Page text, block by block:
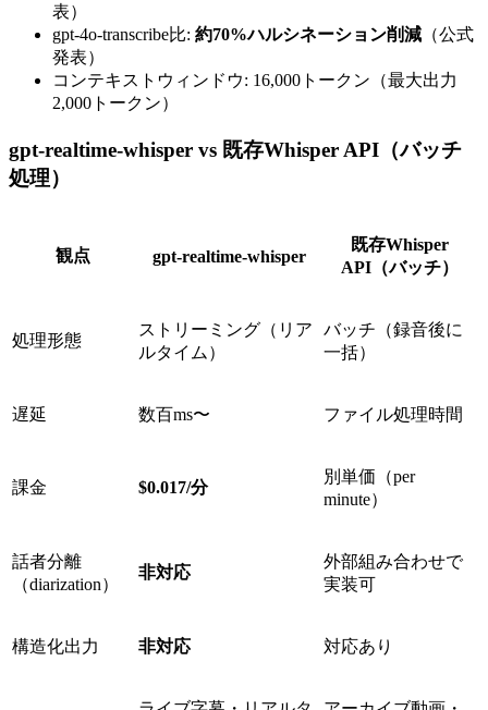
表）
gpt-4o-transcribe比: 約70%ハルシネーション削減 （公式
発表）
コンテキストウィンドウ: 16,000トークン（最大出力
2,000トークン）
gpt-realtime-whisper vs 既存Whisper API（バッチ
処理）
観点 gpt-realtime-whisper
既存Whisper
API（バッチ）
処理形態
ストリーミング（リア
ルタイム）
バッチ（録音後に
一括）
遅延 数百ms〜 ファイル処理時間
課金 $0.017/分
別単価（per
minute）
話者分離
（diarization）
非対応
外部組み合わせで
実装可
構造化出力 非対応 対応あり